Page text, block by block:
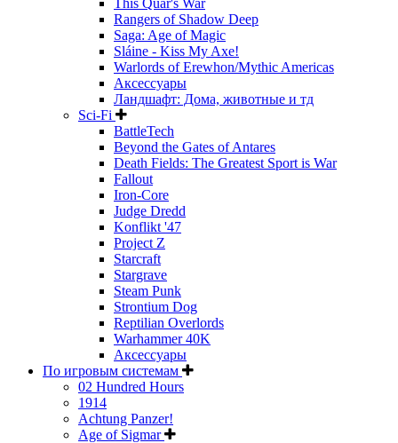
This Quar's War
Rangers of Shadow Deep
Saga: Age of Magic
Sláine - Kiss My Axe!
Warlords of Erewhon/Mythic Americas
Аксессуары
Ландшафт: Дома, животные и тд
Sci-Fi
BattleTech
Beyond the Gates of Antares
Death Fields: The Greatest Sport is War
Fallout
Iron-Core
Judge Dredd
Konflikt '47
Project Z
Starcraft
Stargrave
Steam Punk
Strontium Dog
Reptilian Overlords
Warhammer 40K
Аксессуары
По игровым системам
02 Hundred Hours
1914
Achtung Panzer!
Age of Sigmar